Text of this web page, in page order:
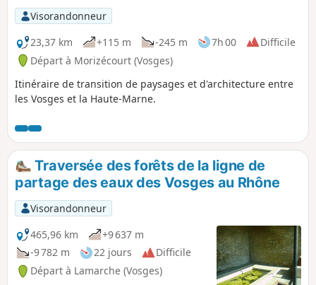
Visorandonneur
23,37 km
+115 m -245 m 7h 00
Difficile
Départ à Morizécourt (Vosges)
Itinéraire de transition de paysages et d'architecture entre
les Vosges et la Haute-Marne.
Traversée des forêts de la ligne de
partage des eaux des Vosges au Rhône
Visorandonneur
465,96 km
+9 637 m
-9 782 m
22 jours
Difficile
Départ à Lamarche (Vosges)